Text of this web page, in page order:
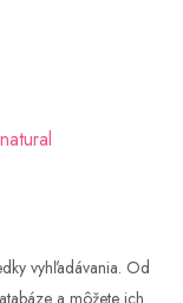
vyhľadávania. Od
a môžete ich